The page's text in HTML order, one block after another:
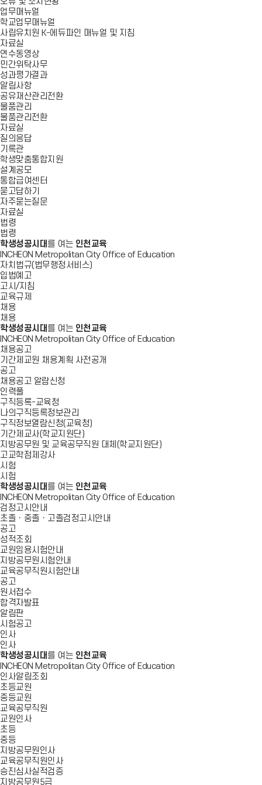
업무매뉴얼
학교업무매뉴얼
사립유치원 K-에듀파인 매뉴얼 및 지침
자료실
연수동영상
민간위탁사무
성과평가결과
알림사항
공유재산관리전환
물품관리
물품관리전환
자료실
질의응답
기록관
학생맞춤통합지원
설계공모
통합급여센터
묻고답하기
자주묻는질문
자료실
법령
법령
학생성공시대 를 여는 인천교육
INCHEON Metropolitan City Office of Education
자치법규(법무행정서비스)
입법예고
고시/지침
교육규제
채용
채용
학생성공시대 를 여는 인천교육
INCHEON Metropolitan City Office of Education
채용공고
기간제교원 채용계획 사전공개
공고
채용공고 알람신청
인력풀
구직등록-교육청
나의구직등록정보관리
구직정보열람신청(교육청)
기간제교사(학교지원단)
지방공무원 및 교육공무직원 대체(학교지원단)
고교학점제강사
시험
시험
학생성공시대 를 여는 인천교육
INCHEON Metropolitan City Office of Education
검정고시안내
초졸ㆍ중졸ㆍ고졸검정고시안내
공고
성적조회
교원임용시험안내
지방공무원시험안내
교육공무직원시험안내
공고
원서접수
합격자발표
알림판
시험공고
인사
인사
학생성공시대 를 여는 인천교육
INCHEON Metropolitan City Office of Education
인사알림조회
초등교원
중등교원
교육공무직원
교원인사
초등
중등
지방공무원인사
교육공무직원인사
승진심사실적검증
지방공무원5급